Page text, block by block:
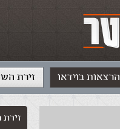
הרצאות בוידאו זירת